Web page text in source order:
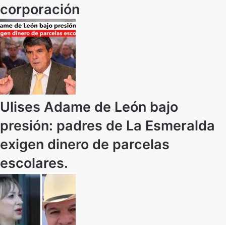
corporación
Ulises Adame de León bajo
presión: padres de La Esmeralda
exigen dinero de parcelas
escolares.